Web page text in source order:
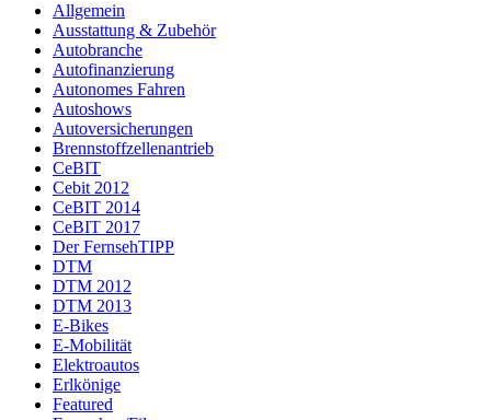
Allgemein
Ausstattung & Zubehör
Autobranche
Autofinanzierung
Autonomes Fahren
Autoshows
Autoversicherungen
Brennstoffzellenantrieb
CeBIT
Cebit 2012
CeBIT 2014
CeBIT 2017
Der FernsehTIPP
DTM
DTM 2012
DTM 2013
E-Bikes
E-Mobilität
Elektroautos
Erlkönige
Featured